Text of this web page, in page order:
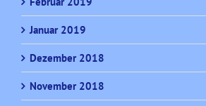
Januar 2019
Dezember 2018
November 2018